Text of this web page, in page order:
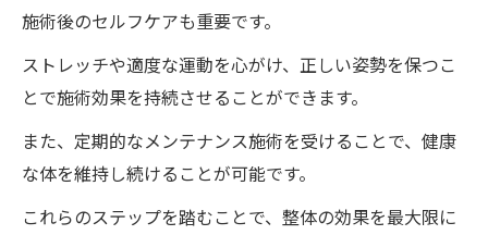
施術後のセルフケアも重要です。
ストレッチや適度な運動を心がけ、正しい姿勢を保つこ
とで施術効果を持続させることができます。
また、定期的なメンテナンス施術を受けることで、健康
な体を維持し続けることが可能です。
これらのステップを踏むことで、整体の効果を最大限に